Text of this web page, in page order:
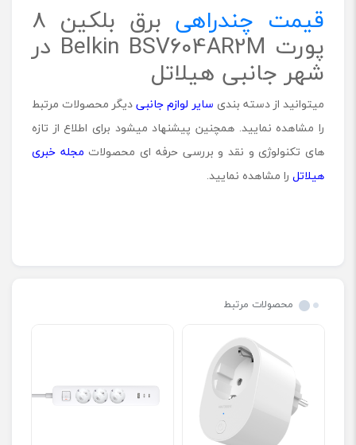
قیمت چندراهی برق بلکین 8
پورت Belkin BSV604AR2M در
شهر جانبی هیلاتل
میتوانید از دسته بندی سایر لوازم جانبیدیگر محصولات مرتبط
را مشاهده نمایید. همچنین پیشنهاد میشود برای اطلاع از تازه
های تکنولوژی و نقد و بررسی حرفه ای محصولاتمجله خبری
هیلاتل را مشاهده نمایید.
محصولات مرتبط